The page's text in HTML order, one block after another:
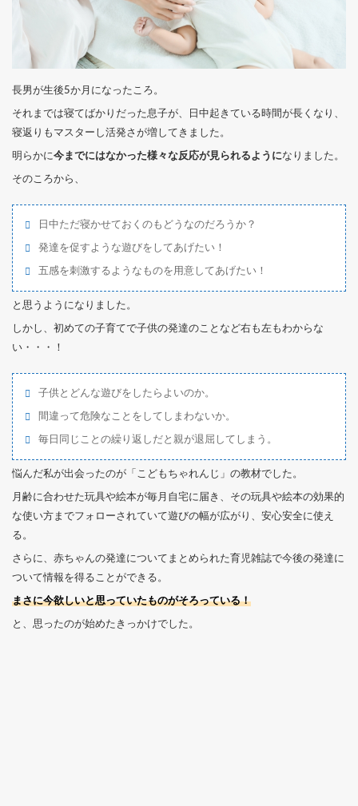
長男が生後5か月になったころ。
それまでは寝てばかりだった息子が、日中起きている時間が長くなり、
寝返りもマスターし活発さが増してきました。
明らかに今までにはなかった様々な反応が見られるようになりました。
そのころから、
日中ただ寝かせておくのもどうなのだろうか？
発達を促すような遊びをしてあげたい！
五感を刺激するようなものを用意してあげたい！
と思うようになりました。
しかし、初めての子育てで子供の発達のことなど右も左もわからな
い・・・！
子供とどんな遊びをしたらよいのか。
間違って危険なことをしてしまわないか。
毎日同じことの繰り返しだと親が退屈してしまう。
悩んだ私が出会ったのが「こどもちゃれんじ」の教材でした。
月齢に合わせた玩具や絵本が毎月自宅に届き、その玩具や絵本の効果的
な使い方までフォローされていて遊びの幅が広がり、安心安全に使え
る。
さらに、赤ちゃんの発達についてまとめられた育児雑誌で今後の発達に
ついて情報を得ることができる。
まさに今欲しいと思っていたものがそろっている！
と、思ったのが始めたきっかけでした。